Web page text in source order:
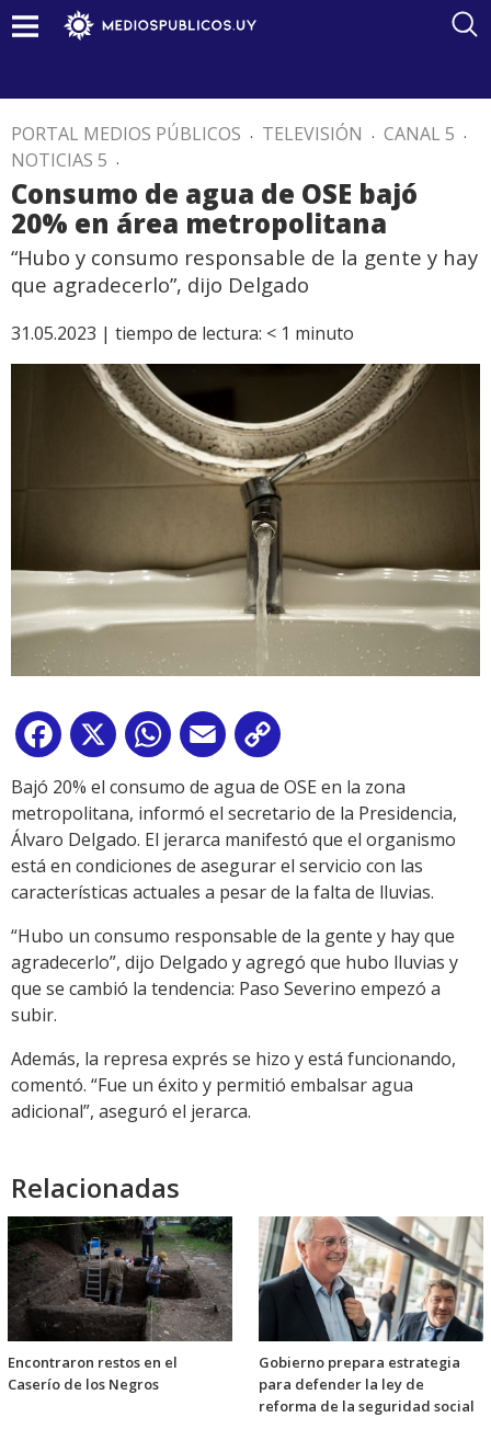
PORTAL MEDIOS PÚBLICOS . TELEVISIÓN . CANAL 5 .
NOTICIAS 5 .
Consumo de agua de OSE bajó
20% en área metropolitana
“Hubo y consumo responsable de la gente y hay
que agradecerlo”, dijo Delgado
31.05.2023 | tiempo de lectura: < 1 minuto
Facebook
X WhatsApp
Email
Link
Bajó 20% el consumo de agua de OSE en la zona
metropolitana, informó el secretario de la Presidencia,
Álvaro Delgado. El jerarca manifestó que el organismo
está en condiciones de asegurar el servicio con las
características actuales a pesar de la falta de lluvias.
“Hubo un consumo responsable de la gente y hay que
agradecerlo”, dijo Delgado y agregó que hubo lluvias y
que se cambió la tendencia: Paso Severino empezó a
subir.
Además, la represa exprés se hizo y está funcionando,
comentó. “Fue un éxito y permitió embalsar agua
adicional”, aseguró el jerarca.
Relacionadas
Encontraron restos en el
Caserío de los Negros
Gobierno prepara estrategia
para defender la ley de
reforma de la seguridad social